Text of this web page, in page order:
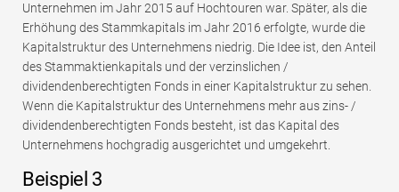
Unternehmen im Jahr 2015 auf Hochtouren war. Später, als die
Erhöhung des Stammkapitals im Jahr 2016 erfolgte, wurde die
Kapitalstruktur des Unternehmens niedrig. Die Idee ist, den Anteil
des Stammaktienkapitals und der verzinslichen /
dividendenberechtigten Fonds in einer Kapitalstruktur zu sehen.
Wenn die Kapitalstruktur des Unternehmens mehr aus zins- /
dividendenberechtigten Fonds besteht, ist das Kapital des
Unternehmens hochgradig ausgerichtet und umgekehrt.
Beispiel 3